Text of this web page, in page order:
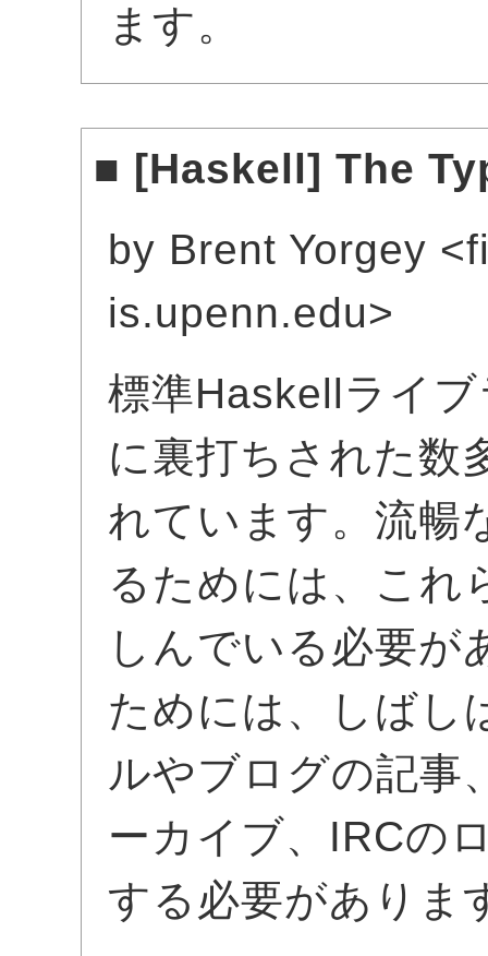
ます。
■ [Haskell] The
by Brent Yorgey
is.upenn.edu>
標準Haskellライ
に裏打ちされた数
れています。流暢
るためには、これ
しんでいる必要が
ためには、しばし
ルやブログの記事
ーカイブ、IRCの
する必要がありま